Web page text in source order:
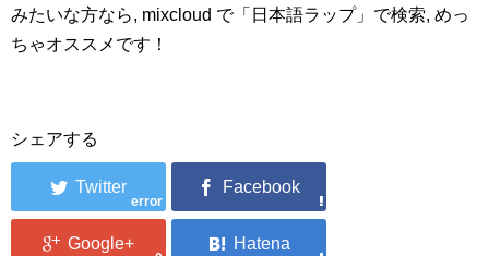
みたいな方なら, mixcloud で「日本語ラップ」で検索, めっ
ちゃオススメです！
シェアする
error